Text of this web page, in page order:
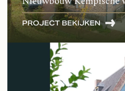
PROJECT BEKIJKEN